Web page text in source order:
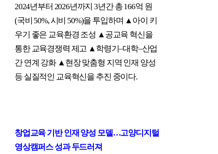
2024년부터 2026년까지3년간 총166억 원
(국비 50%,시비 50%)을 투입하며 ▲아이 키
우기 좋은 교육환경 조성 ▲공교육 혁신을
통한 교육경쟁력 제고 ▲학령기–대학–산업
간 연계 강화 ▲현장 맞춤형 지역 인재 양성
등 실질적인 교육혁신을 추진 중이다.
창업교육 기반 인재 양성 모델…고양디지털
영상캠퍼스 성과 두드러져